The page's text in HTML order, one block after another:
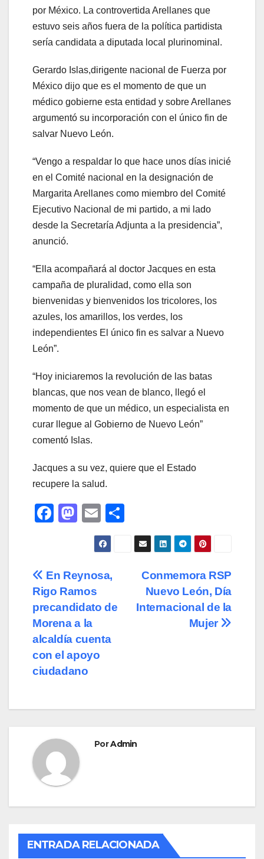
por México. La controvertida Arellanes que
estuvo seis años fuera de la política partidista
sería candidata a diputada local plurinominal.
Gerardo Islas,dirigente nacional de Fuerza por
México dijo que es el momento de que un
médico gobierne esta entidad y sobre Arellanes
argumentó su incorporación con el único fin de
salvar Nuevo León.
“Vengo a respaldar lo que hace unos días inicié
en el Comité nacional en la designación de
Margarita Arellanes como miembro del Comité
Ejecutivo Nacional de mi partido, a mi lado
desde la Secretaría Adjunta a la presidencia”,
anunció.
“Ella acompañará al doctor Jacques en esta
campaña de pluralidad, como ella son
bienvenidas y bienvenidos los tricolores, los
azules, los amarillos, los verdes, los
independientes El único fin es salvar a Nuevo
León”.
“Hoy iniciaremos la revolución de las batas
blancas, que nos vean de blanco, llegó el
momento de que un médico, un especialista en
curar llegue al Gobierno de Nuevo León”
comentó Islas.
Jacques a su vez, quiere que el Estado
recupere la salud.
F
e
b
o
o
k
M
o
d
o
n
E
m
ail
o
m
tir
Navegación
de
entradas
Conmemora RSP
Nuevo León, Día
Internacional de la
Mujer
En Reynosa,
Rigo Ramos
precandidato de
Morena a la
alcaldía cuenta
con el apoyo
ciudadano
PorAdmin
ENTRADA RELACIONADA